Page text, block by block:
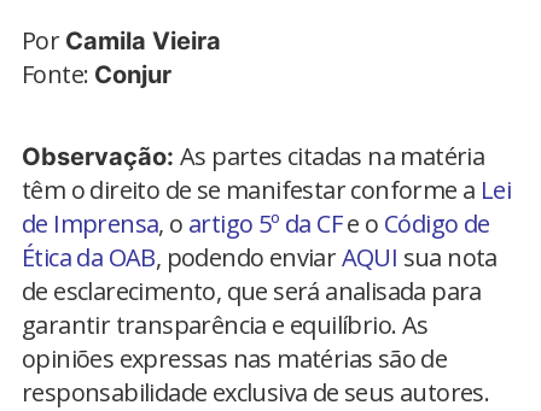
Por Camila Vieira
Fonte: Conjur
Observação: As partes citadas na matéria
têm o direito de se manifestar conforme a Lei
de Imprensa, o artigo 5º da CFe o Código de
Ética da OAB, podendo enviarAQUI sua nota
de esclarecimento, que será analisada para
garantir transparência e equilíbrio. As
opiniões expressas nas matérias são de
responsabilidade exclusiva de seus autores.